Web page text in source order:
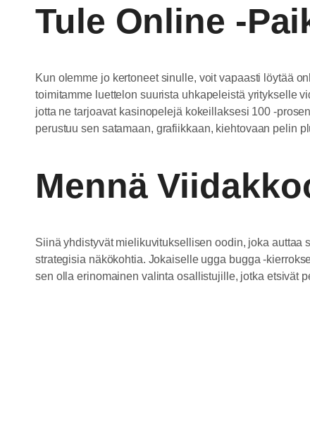
Tule Online -
Kun olemme jo kertoneet sinulle, voit vapaasti löytää
toimitamme luettelon suurista uhkapeleistä yritykselle
jotta ne tarjoavat kasinopelejä kokeillaksesi 100 -
perustuu sen satamaan, grafiikkaan, kiehtovaan pelin
Mennä
Siinä yhdistyvät mielikuvituksellisen oodin, joka
strategisia näkökohtia. Jokaiselle ugga bugga -
sen olla erinomainen valinta osallistujille, jotka etsivät